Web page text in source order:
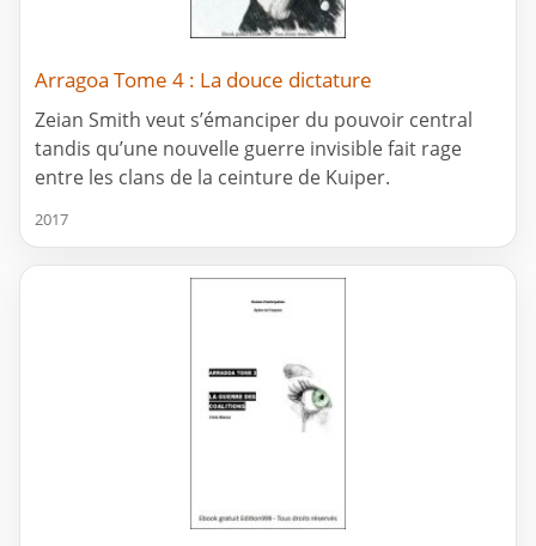
Arragoa Tome 4 : La douce dictature
Zeian Smith veut s’émanciper du pouvoir central
tandis qu’une nouvelle guerre invisible fait rage
entre les clans de la ceinture de Kuiper.
2017